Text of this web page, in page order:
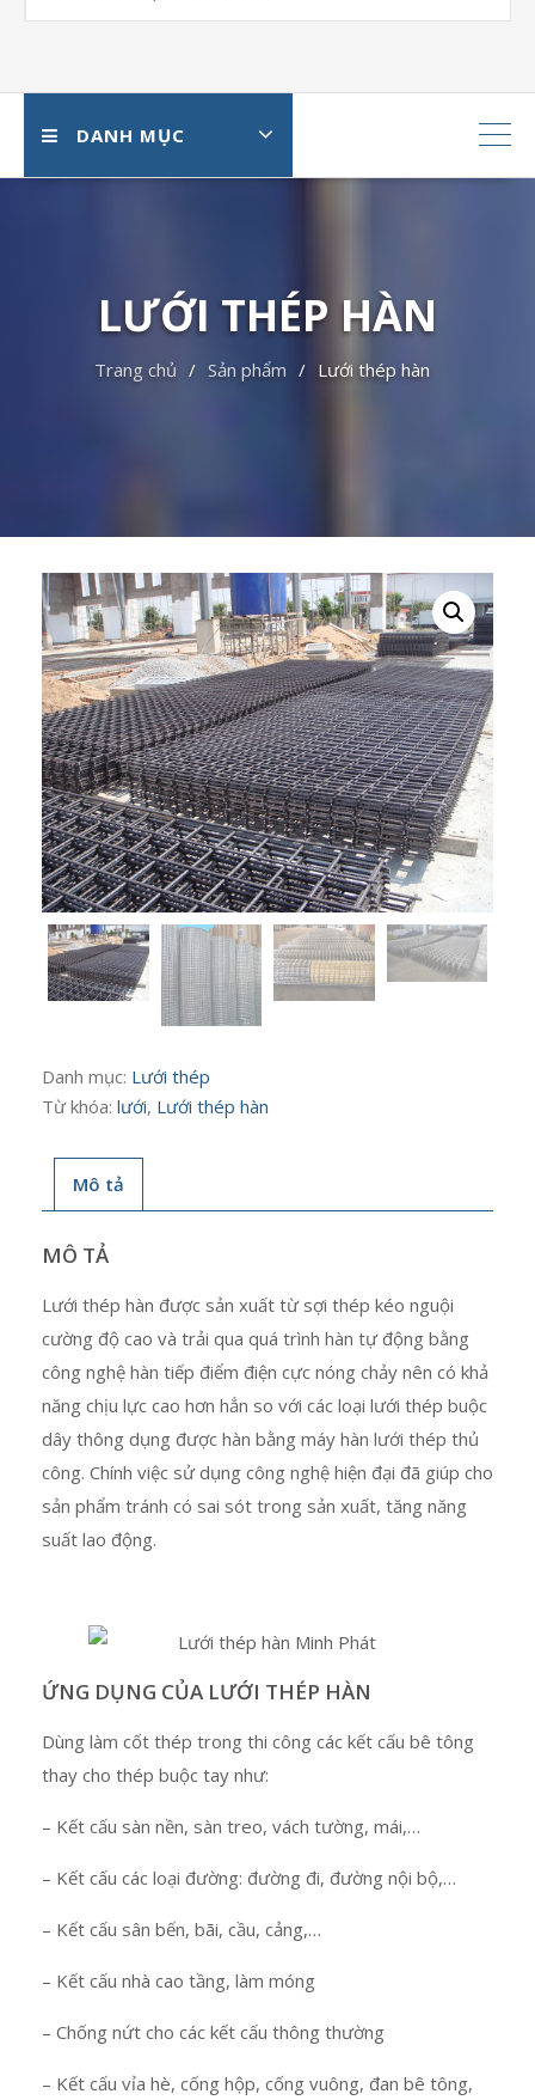
DANH MỤC
LƯỚI THÉP HÀN
Trang chủ Sản phẩm Lưới thép hàn
Danh mục: Lưới thép
Từ khóa: lưới, Lưới thép hàn
Mô tả
MÔ TẢ
Lưới thép hàn được sản xuất từ sợi thép kéo nguội
cường độ cao và trải qua quá trình hàn tự động bằng
công nghệ hàn tiếp điểm điện cực nóng chảy nên có khả
năng chịu lực cao hơn hẳn so với các loại lưới thép buộc
dây thông dụng được hàn bằng máy hàn lưới thép thủ
công. Chính việc sử dụng công nghệ hiện đại đã giúp cho
sản phẩm tránh có sai sót trong sản xuất, tăng năng
suất lao động.
ỨNG DỤNG CỦA LƯỚI THÉP HÀN
Dùng làm cốt thép trong thi công các kết cấu bê tông
thay cho thép buộc tay như:
– Kết cấu sàn nền, sàn treo, vách tường, mái,…
– Kết cấu các loại đường: đường đi, đường nội bộ,…
– Kết cấu sân bến, bãi, cầu, cảng,…
– Kết cấu nhà cao tầng, làm móng
– Chống nứt cho các kết cấu thông thường
– Kết cấu vỉa hè, cống hộp, cống vuông, đan bê tông,